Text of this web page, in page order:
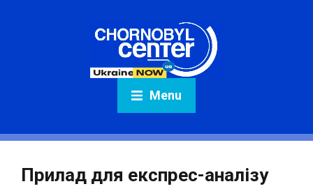
Menu
Прилад для експрес-аналізу